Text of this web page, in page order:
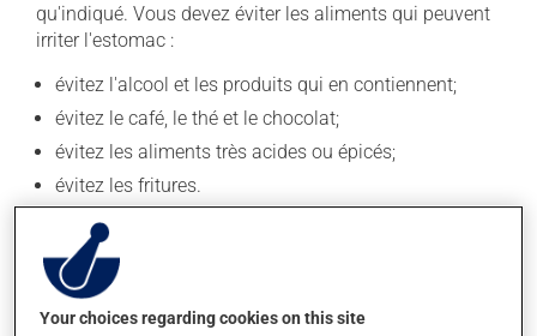
qu'indiqué. Vous devez éviter les aliments qui peuvent
irriter l'estomac :
évitez l'alcool et les produits qui en contiennent;
évitez le café, le thé et le chocolat;
évitez les aliments très acides ou épicés;
évitez les fritures.
Attention ! Le fait de fumer la cigarette est irritant pour
l'estomac.
Ce médicament doit être avalé entier. Il ne doit pas être
coupé, croqué ou écrasé. Si vous oubliez de prendre
Your choices regarding cookies on this site